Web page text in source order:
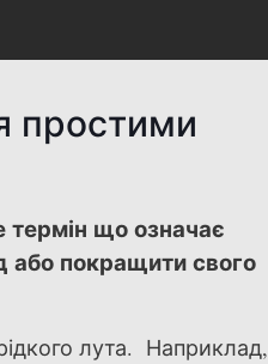
простими
термін що означає
або покращити свого
лута. Наприклад,